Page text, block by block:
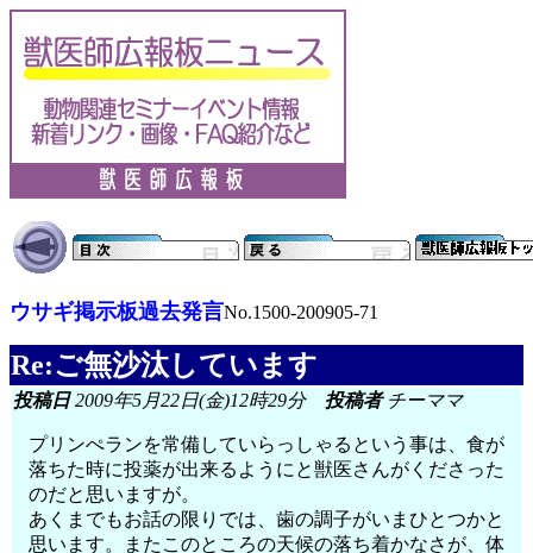
ウサギ掲示板過去発言No.1500-200905-71
Re:ご無沙汰しています
投稿日2009年5月22日(金)12時29分 投稿者チーママ
プリンぺランを常備していらっしゃるという事は、食が
落ちた時に投薬が出来るようにと獣医さんがくださった
のだと思いますが。
あくまでもお話の限りでは、歯の調子がいまひとつかと
思います。またこのところの天候の落ち着かなさが、体